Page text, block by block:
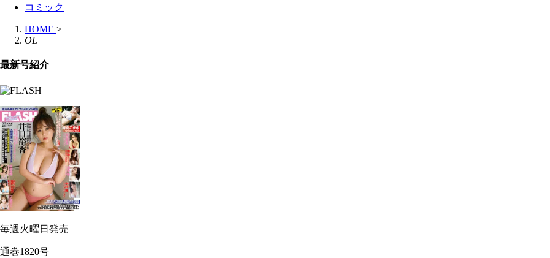
コミック
HOME >
OL
最新号紹介
毎週火曜日発売
通巻1820号